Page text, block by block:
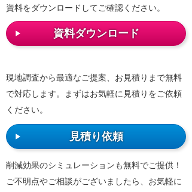
資料をダウンロードしてご確認ください。
資料ダウンロード
現地調査から最適なご提案、お見積りまで無料
で対応します。まずはお気軽に見積りをご依頼
ください。
見積り依頼
削減効果のシミュレーションも無料でご提供！
ご不明点やご相談がございましたら、お気軽に